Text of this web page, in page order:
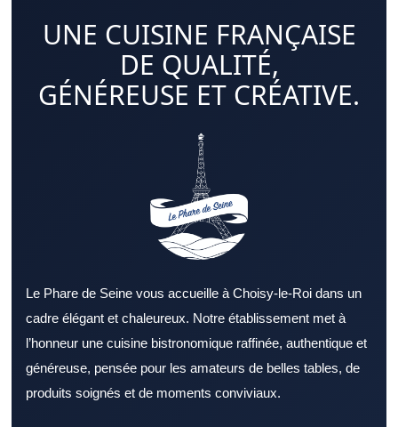
UNE CUISINE FRANÇAISE
DE QUALITÉ,
GÉNÉREUSE ET CRÉATIVE.
Le Phare de Seine vous accueille à Choisy-le-Roi dans un
cadre élégant et chaleureux. Notre établissement met à
l’honneur une cuisine bistronomique raffinée, authentique et
généreuse, pensée pour les amateurs de belles tables, de
produits soignés et de moments conviviaux.